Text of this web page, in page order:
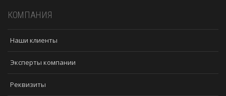
КОМПАНИЯ
Наши клиенты
Эксперты компании
Реквизиты